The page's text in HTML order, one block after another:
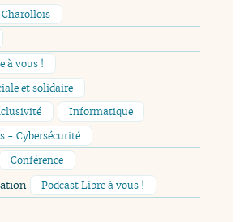
à vous !
et solidaire
Informatique
- Cybersécurité
Conférence
Podcast Libre à vous !